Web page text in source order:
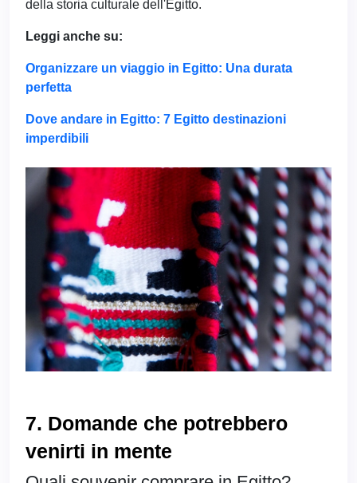
della storia culturale dell'Egitto.
Leggi anche su:
Organizzare un viaggio in Egitto: Una durata
perfetta
Dove andare in Egitto: 7 Egitto destinazioni
imperdibili
7. Domande che potrebbero
venirti in mente